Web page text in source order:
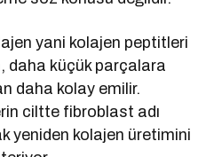
yani kolajen peptitleri
daha küçük parçalara
daha kolay emilir.
ciltte fibroblast adı
yeniden kolajen üretimini